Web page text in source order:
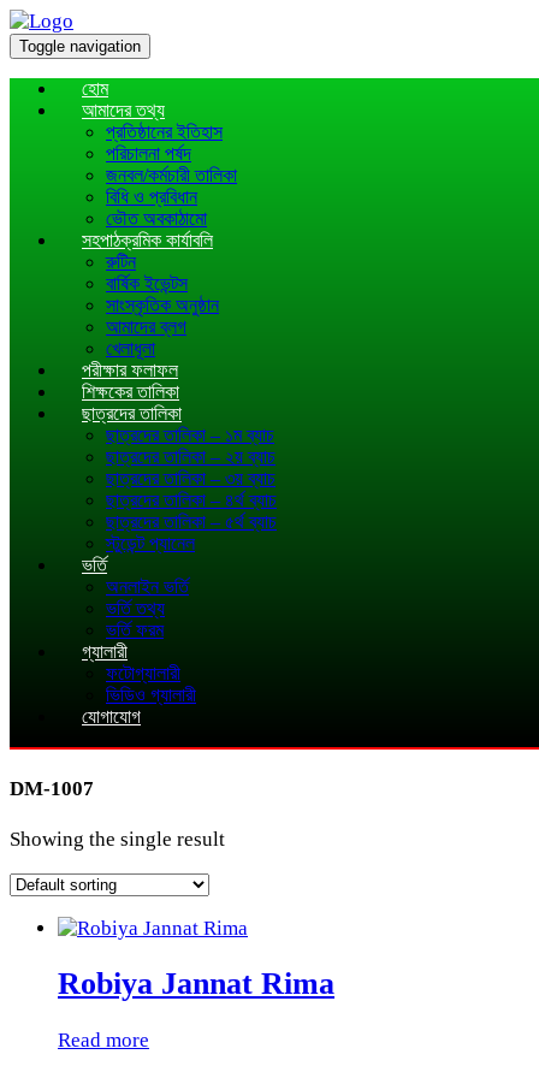
Toggle navigation
হোম
আমাদের তথ্য
প্রতিষ্ঠানের ইতিহাস
পরিচালনা পর্ষদ
জনবল/কর্মচারী তালিকা
বিধি ও প্রবিধান
ভৌত অবকাঠামো
সহপাঠক্রমিক কার্যাবলি
রুটিন
বার্ষিক ইভেন্টস
সাংস্কৃতিক অনুষ্ঠান
আমাদের ব্লগ
খেলাধূলা
পরীক্ষার ফলাফল
শিক্ষকের তালিকা
ছাত্রদের তালিকা
ছাত্রদের তালিকা – ১ম ব্যাচ
ছাত্রদের তালিকা – ২য় ব্যাচ
ছাত্রদের তালিকা – ৩য় ব্যাচ
ছাত্রদের তালিকা – ৪র্থ ব্যাচ
ছাত্রদের তালিকা – ৫র্থ ব্যাচ
স্টুডেন্ট প্যানেল
ভর্তি
অনলাইন ভর্তি
ভর্তি তথ্য
ভর্তি ফরম
গ্যালারী
ফটোগ্যালারী
ভিডিও গ্যালারী
যোগাযোগ
DM-1007
Showing the single result
Robiya Jannat Rima
Read more